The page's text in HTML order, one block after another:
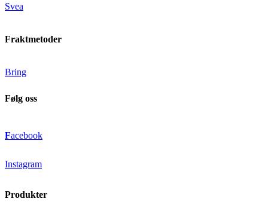
Svea
Fraktmetoder
Bring
Følg oss
Facebook
Instagram
Produkter